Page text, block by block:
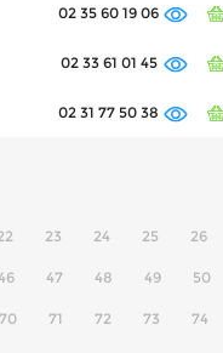
02 35 60 19 06
02 33 61 01 45
02 31 77 50 38
23 24 25 26
47 48 49 50
70 71 72 73 74